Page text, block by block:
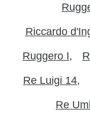
Riccardo
Ruggero I
Re Luigi 14
Re